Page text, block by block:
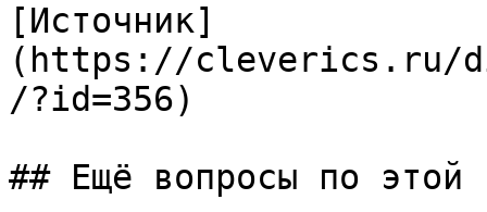
[Источник]
(https://cleverics.ru/
/?id=356)
## Ещё вопросы по этой